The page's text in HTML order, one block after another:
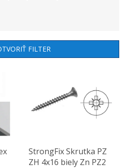
FILTER
StrongFix Skrutka PZ
ZH 4x16 biely Zn PZ2